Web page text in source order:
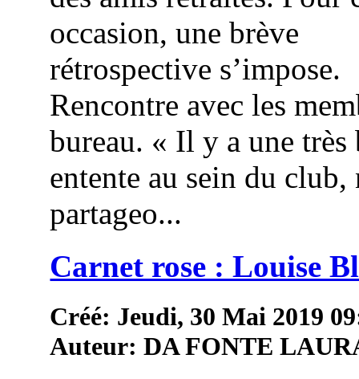
occasion, une brève
rétrospective s’impose.
Rencontre avec les
bureau. « Il y a une très
entente au sein du club,
partageo...
Carnet rose : Louise
Créé: Jeudi, 30 Mai 2019
Auteur: DA FONTE